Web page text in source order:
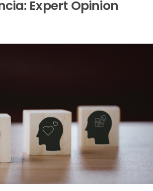
Expert Opinion